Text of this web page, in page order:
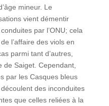
mineur. Le
vient démentir
par l’ONU; cela
l’affaire des viols en
parmi tant d’autres,
de Saiget. Cependant,
par les Casques bleus
des inconduites
que celles reliées à la